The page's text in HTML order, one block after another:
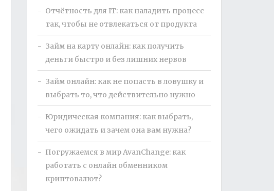
Отчётность для IT: как наладить процесс
так, чтобы не отвлекаться от продукта
Займ на карту онлайн: как получить
деньги быстро и без лишних нервов
Займ онлайн: как не попасть в ловушку и
выбрать то, что действительно нужно
Юридическая компания: как выбрать,
чего ожидать и зачем она вам нужна?
Погружаемся в мир AvanChange: как
работать с онлайн обменником
криптовалют?